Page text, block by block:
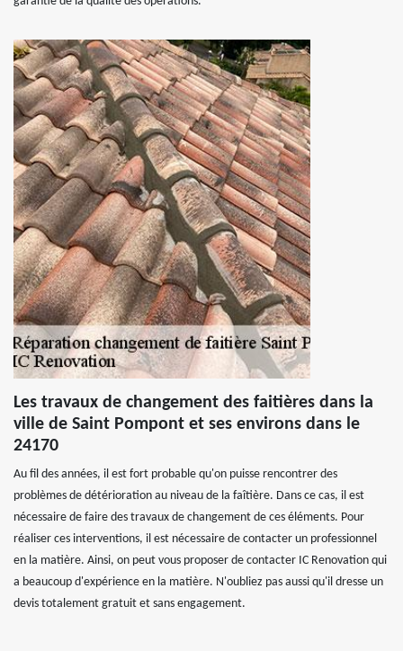
Les travaux de changement des faitières dans la
ville de Saint Pompont et ses environs dans le
24170
Au fil des années, il est fort probable qu'on puisse rencontrer des
problèmes de détérioration au niveau de la faîtière. Dans ce cas, il est
nécessaire de faire des travaux de changement de ces éléments. Pour
réaliser ces interventions, il est nécessaire de contacter un professionnel
en la matière. Ainsi, on peut vous proposer de contacter IC Renovation qui
a beaucoup d'expérience en la matière. N'oubliez pas aussi qu'il dresse un
devis totalement gratuit et sans engagement.